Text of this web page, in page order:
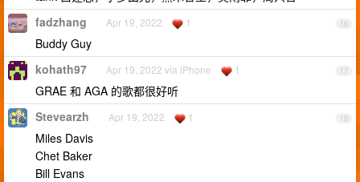
16
fadzhang Apr 19, 2022 1
Buddy Guy
17
kohath97 Apr 19, 2022 via iPhone 1
GRAE 和 AGA 的歌都很好听
18
Stevearzh Apr 19, 2022 1
Miles Davis
Chet Baker
Bill Evans